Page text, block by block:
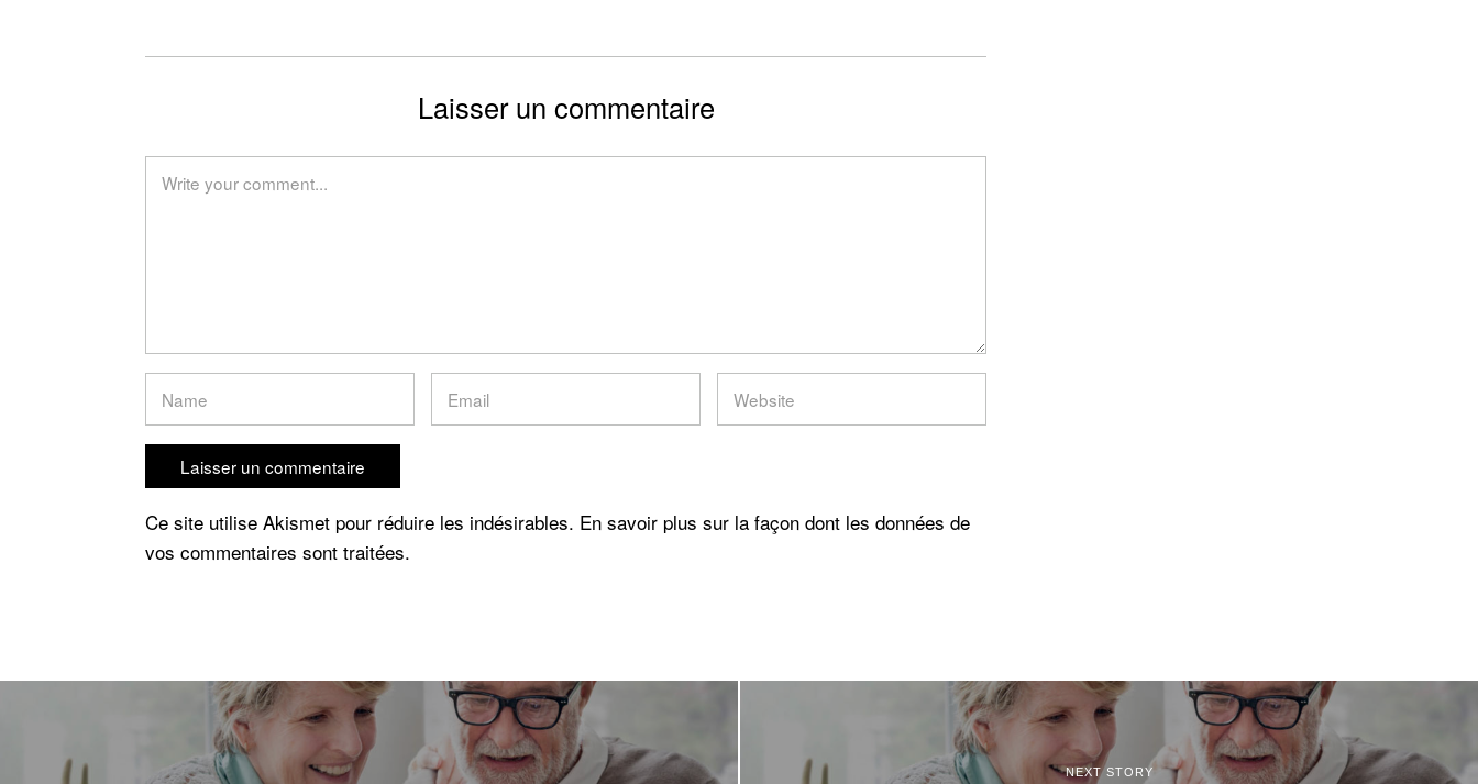
Laisser un commentaire
Ce site utilise Akismet pour réduire les indésirables. En savoir plus sur la façon dont les données de
vos commentaires sont traitées.
NEXT STORY